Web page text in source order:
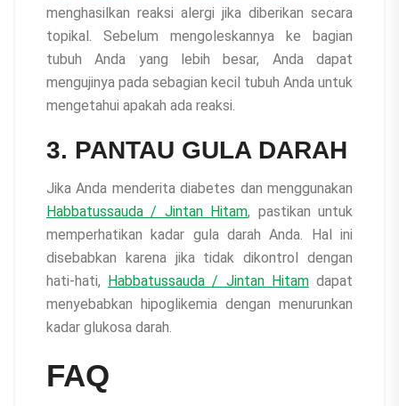
menghasilkan reaksi alergi jika diberikan secara
topikal. Sebelum mengoleskannya ke bagian
tubuh Anda yang lebih besar, Anda dapat
mengujinya pada sebagian kecil tubuh Anda untuk
mengetahui apakah ada reaksi.
3. PANTAU GULA DARAH
Jika Anda menderita diabetes dan menggunakan
Habbatussauda / Jintan Hitam, ​​pastikan untuk
memperhatikan kadar gula darah Anda. Hal ini
disebabkan karena jika tidak dikontrol dengan
hati-hati,
Habbatussauda / Jintan Hitamdapat
menyebabkan hipoglikemia dengan menurunkan
kadar glukosa darah.
FAQ